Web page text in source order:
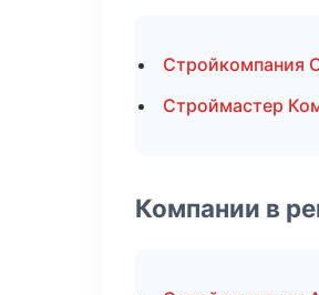
Стройкомпания
Строймастер
Компании в